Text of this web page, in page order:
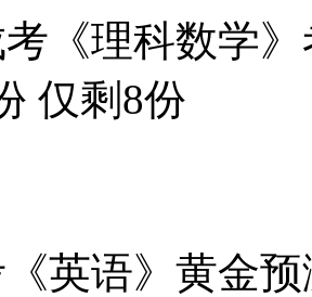
《理科数学
仅剩 8份
英语》黄金